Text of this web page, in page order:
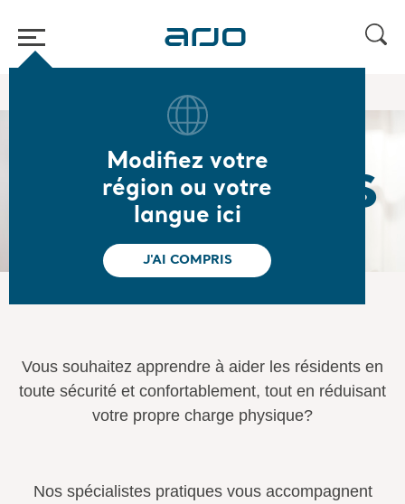
Modifiez votre
région ou votre
langue ici
J'AI COMPRIS
Formations
Formations
Vous souhaitez apprendre à aider les résidents en
toute sécurité et confortablement, tout en réduisant
votre propre charge physique?
Nos spécialistes pratiques vous accompagnent